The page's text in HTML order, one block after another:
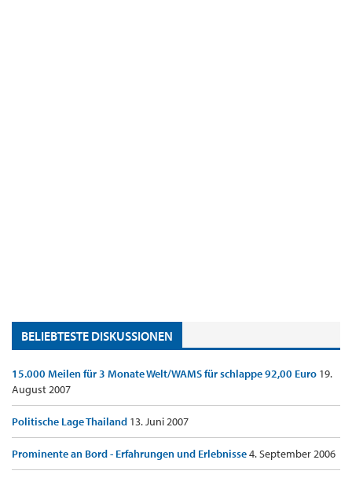
BELIEBTESTE DISKUSSIONEN
15.000 Meilen für 3 Monate Welt/WAMS für schlappe 92,00 Euro 19.
August 2007
Politische Lage Thailand 13. Juni 2007
Prominente an Bord - Erfahrungen und Erlebnisse4. September 2006